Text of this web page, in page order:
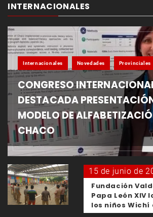
INTERNACIONALES
Internacionales Novedades Provinciales
CONGRESO
DESTACADA
MODELO DE
CHACO
15 de junio de
Fundación
Papa León XIV
los niños Wichí